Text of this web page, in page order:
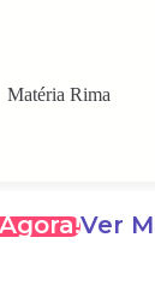
Matéria Rima
Ver